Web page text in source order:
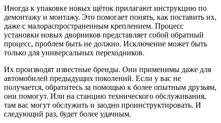
Иногда к упаковке новых щёток прилагают инструкцию по
демонтажу и монтажу. Это помогает понять, как поставить их,
даже с малораспространенным креплением. Процесс
установки новых дворников представляет собой обратный
процесс, проблем быть не должно. Исключение может быть
только для универсальных переходников.
Их производят известные бренды. Они применимы даже для
автомобилей предыдущих поколений. Если у вас не
получается, обратитесь за помощью к более опытным друзьям,
они помогут. Или на станцию технического обслуживания,
там вас могут обслужить и заодно проинструктировать. И
следующий раз, будет более удачным.